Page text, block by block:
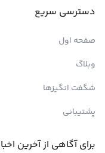
دسترسی سریع
صفحه اول
وبلاگ
شگفت انگیزها
پشتیبانی
برای آگاهی از آخرین